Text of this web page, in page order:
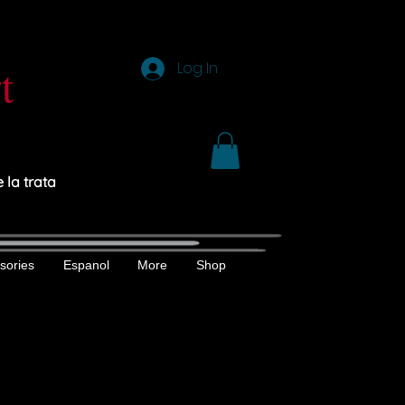
la trata
Espanol More Shop
Log In